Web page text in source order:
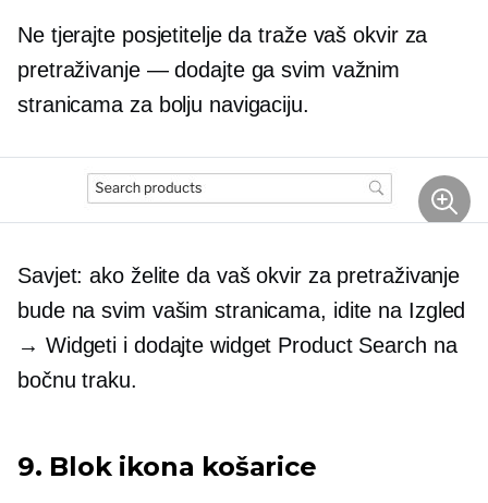
Ne tjerajte posjetitelje da traže vaš okvir za
pretraživanje — dodajte ga svim važnim
stranicama za bolju navigaciju.
Savjet: ako želite da vaš okvir za pretraživanje
bude na svim vašim stranicama, idite na Izgled
→ Widgeti i dodajte widget Product Search na
bočnu traku.
9. Blok ikona košarice